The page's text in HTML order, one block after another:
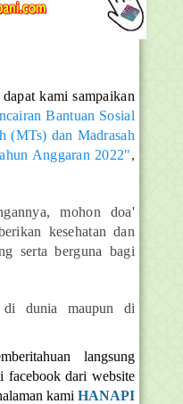
kami sampaikan
Bantuan Sosial
(MTs) dan Madrasah
Anggaran 2022",
mohon doa'
kesehatan dan
serta berguna bagi
di dunia maupun di
langsung
facebook dari website
kami HANAPI